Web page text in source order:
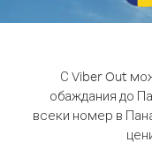
С Viber Out
обаждания до
всеки номер в